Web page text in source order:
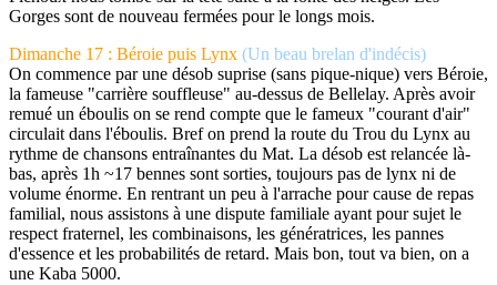
Gorges sont de nouveau fermées pour le longs mois.
Dimanche 17 : Béroie puis Lynx (Un beau brelan d'indécis)
On commence par une désob suprise (sans pique-nique) vers Béroie,
la fameuse "carrière souffleuse" au-dessus de Bellelay. Après avoir
remué un éboulis on se rend compte que le fameux "courant d'air"
circulait dans l'éboulis. Bref on prend la route du Trou du Lynx au
rythme de chansons entraînantes du Mat. La désob est relancée là-
bas, après 1h ~17 bennes sont sorties, toujours pas de lynx ni de
volume énorme. En rentrant un peu à l'arrache pour cause de repas
familial, nous assistons à une dispute familiale ayant pour sujet le
respect fraternel, les combinaisons, les génératrices, les pannes
d'essence et les probabilités de retard. Mais bon, tout va bien, on a
une Kaba 5000.